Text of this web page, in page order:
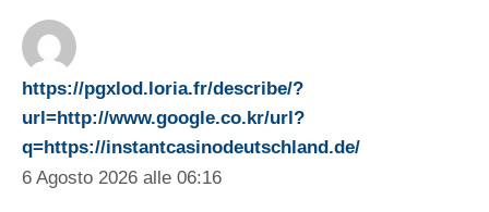
https://pgxlod.loria.fr/describe/?
url=http://www.google.co.kr/url?
q=https://instantcasinodeutschland.de/
6 Agosto 2026 alle 06:16